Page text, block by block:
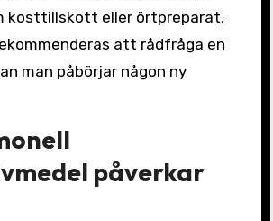
kosttillskott eller örtpreparat,
att rådfråga en
man påbörjar någon ny
påverkar